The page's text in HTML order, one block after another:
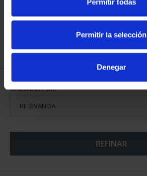
Permitir todas
Permitir la selección
Denegar
PROVINCIA COLECCION
COMPLET...
ORDENAR POR: